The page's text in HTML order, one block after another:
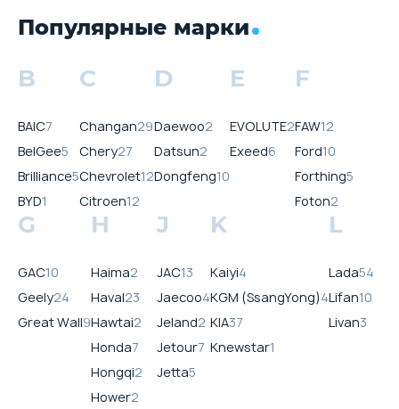
Популярные марки
B
BAIC7
BelGee5
Brilliance5
BYD1
C
Changan29
Chery27
Chevrolet12
Citroen12
D
Daewoo2
Datsun2
Dongfeng10
E
EVOLUTE2
Exeed6
F
FAW12
Ford10
Forthing5
Foton2
G
GAC10
Geely24
Great Wall9
H
Haima2
Haval23
Hawtai2
Honda7
Hongqi2
Hower2
J
JAC13
Jaecoo4
Jeland2
Jetour7
Jetta5
K
Kaiyi4
KGM (SsangYong)4
KIA37
Knewstar1
L
Lada54
Lifan10
Livan3